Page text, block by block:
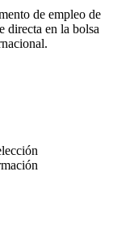
de empleo de
directa en la bolsa